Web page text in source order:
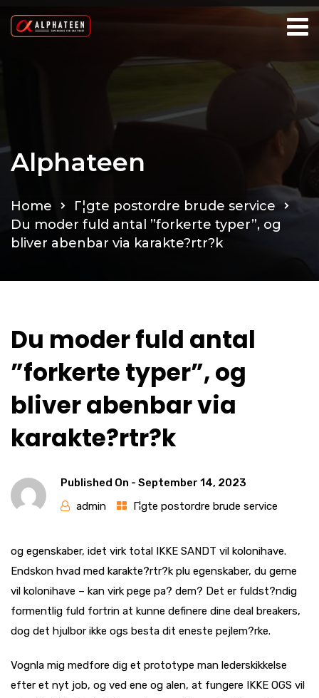
Alphateen
Home
Г¦gte postordre brude service
Du moder fuld antal ”forkerte typer”, og
bliver abenbar via karakte?rtr?k
Du moder fuld antal
”forkerte typer”, og
bliver abenbar via
karakte?rtr?k
Published On - September 14, 2023
admin
Г¦gte postordre brude service
og egenskaber, idet virk total IKKE SANDT vil kolonihave.
Endskon hvad med karakte?rtr?k plu egenskaber, du gerne
vil kolonihave – kan virk pege pa? dem? Det er fuldst?ndig
formentlig fuld fortrin at kunne definere dine deal breakers,
dog det hjulbor ikke ogs besta dit eneste pejlem?rke.
Vognla mig medfore dig et prototype man lederskikkelse
efter et nyt job, og ved ene og alen, at fungere IKKE OGS vil